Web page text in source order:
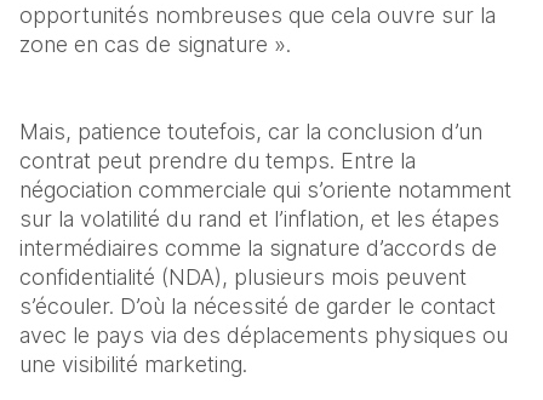
opportunités nombreuses que cela ouvre sur la
zone en cas de signature ».
Mais, patience toutefois, car la conclusion d’un
contrat peut prendre du temps. Entre la
négociation commerciale qui s’oriente notamment
sur la volatilité du rand et l’inflation, et les étapes
intermédiaires comme la signature d’accords de
confidentialité (NDA), plusieurs mois peuvent
s’écouler. D’où la nécessité de garder le contact
avec le pays via des déplacements physiques ou
une visibilité marketing.